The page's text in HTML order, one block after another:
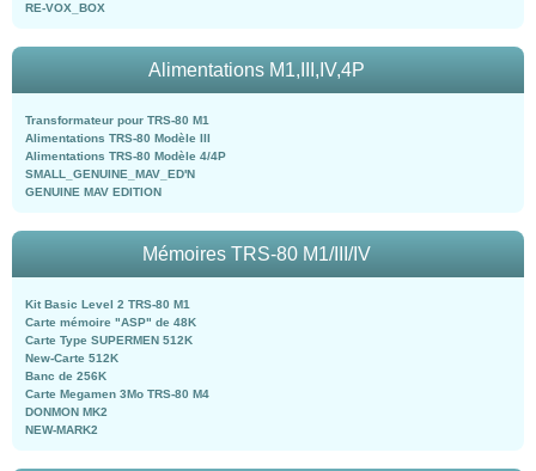
RE-VOX_BOX
Alimentations M1,III,IV,4P
Transformateur pour TRS-80 M1
Alimentations TRS-80 Modèle III
Alimentations TRS-80 Modèle 4/4P
SMALL_GENUINE_MAV_ED'N
GENUINE MAV EDITION
Mémoires TRS-80 M1/III/IV
Kit Basic Level 2 TRS-80 M1
Carte mémoire "ASP" de 48K
Carte Type SUPERMEN 512K
New-Carte 512K
Banc de 256K
Carte Megamen 3Mo TRS-80 M4
DONMON MK2
NEW-MARK2